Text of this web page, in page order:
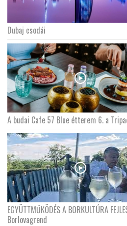
Dubaj csodái
A budai Cafe 57 Blue étterem 6. a
EGYÜTTMŰKÖDÉS A BORKULTÚRA
Borlovagrend